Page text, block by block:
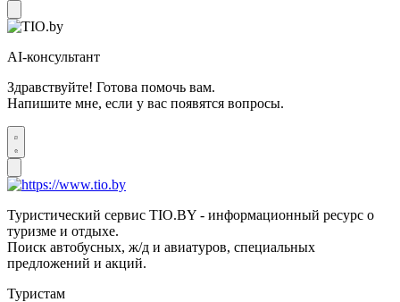
AI-консультант
Здравствуйте! Готова помочь вам.
Напишите мне, если у вас появятся вопросы.
Туристический сервис TIO.BY - информационный ресурс о
туризме и отдыхе.
Поиск автобусных, ж/д и авиатуров, специальных
предложений и акций.
Туристам